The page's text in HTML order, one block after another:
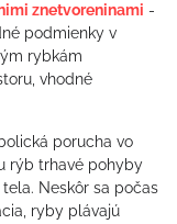
znetvoreninami -
podmienky v
rybkám
vhodné
porucha vo
rýb trhavé pohyby
Neskôr sa počas
ryby plávajú